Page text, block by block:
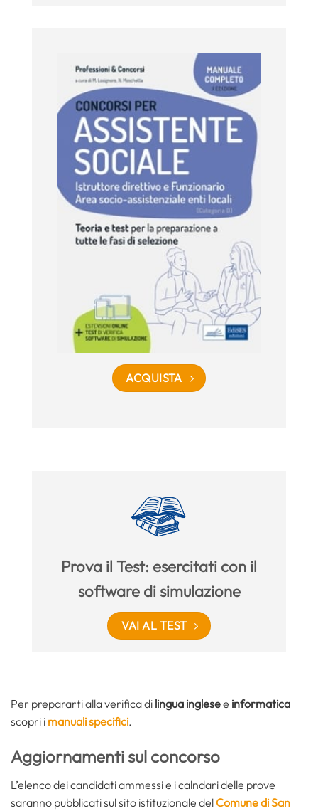
ACQUISTA
Prova il Test: esercitati con il
software di simulazione
VAI AL TEST
Per prepararti alla verifica di lingua inglesee informatica
scopri i manuali specifici.
Aggiornamenti sul concorso
L’elenco dei candidati ammessi e i calndari delle prove
saranno pubblicati sul sito istituzionale delComune di San